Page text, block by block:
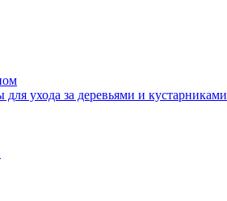
ухода за деревьями и кустарниками